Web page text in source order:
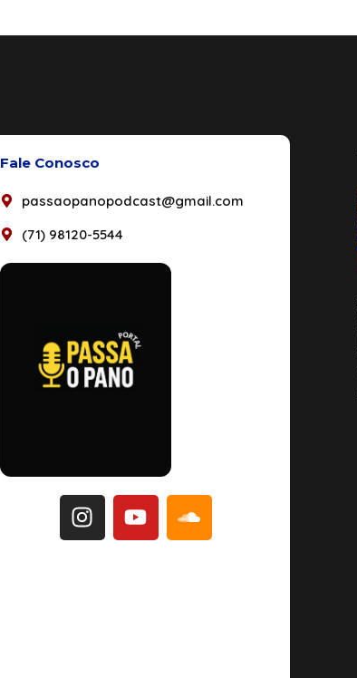
Fale Conosco
passaopanopodcast@gmail.com
(71) 98120-5544